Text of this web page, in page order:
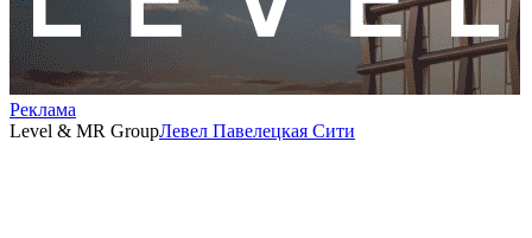
Реклама
Level & MR GroupЛевел Павелецкая Сити